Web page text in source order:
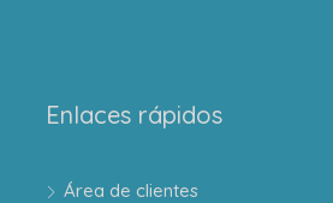
Enlaces rápidos
Área de clientes